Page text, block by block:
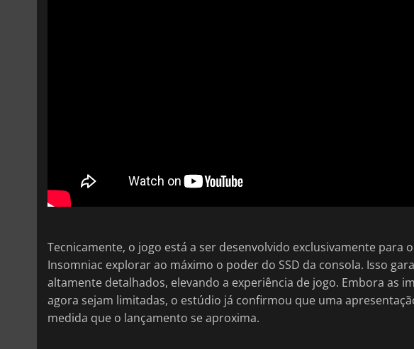
Tecnicamente, o jogo está a ser desenvolvido exclusivamente para
Insomniac explorar ao máximo o poder do SSD da consola. Isso
altamente detalhados, elevando a experiência de jogo. Embora as
agora sejam limitadas, o estúdio já confirmou que uma
medida que o lançamento se aproxima.